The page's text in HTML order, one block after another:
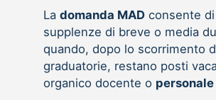
La domanda MADconsente
supplenze di breve o media
quando, dopo lo scorrimento
graduatorie, restano posti
organico docente o personale